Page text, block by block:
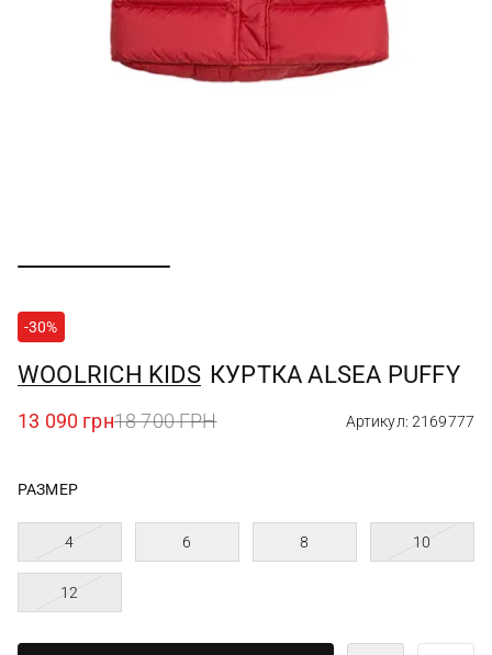
-30%
WOOLRICH KIDS КУРТКА ALSEA PUFFY
13 090 грн18 700 ГРН Артикул: 2169777
РАЗМЕР
4 6 8 10
12